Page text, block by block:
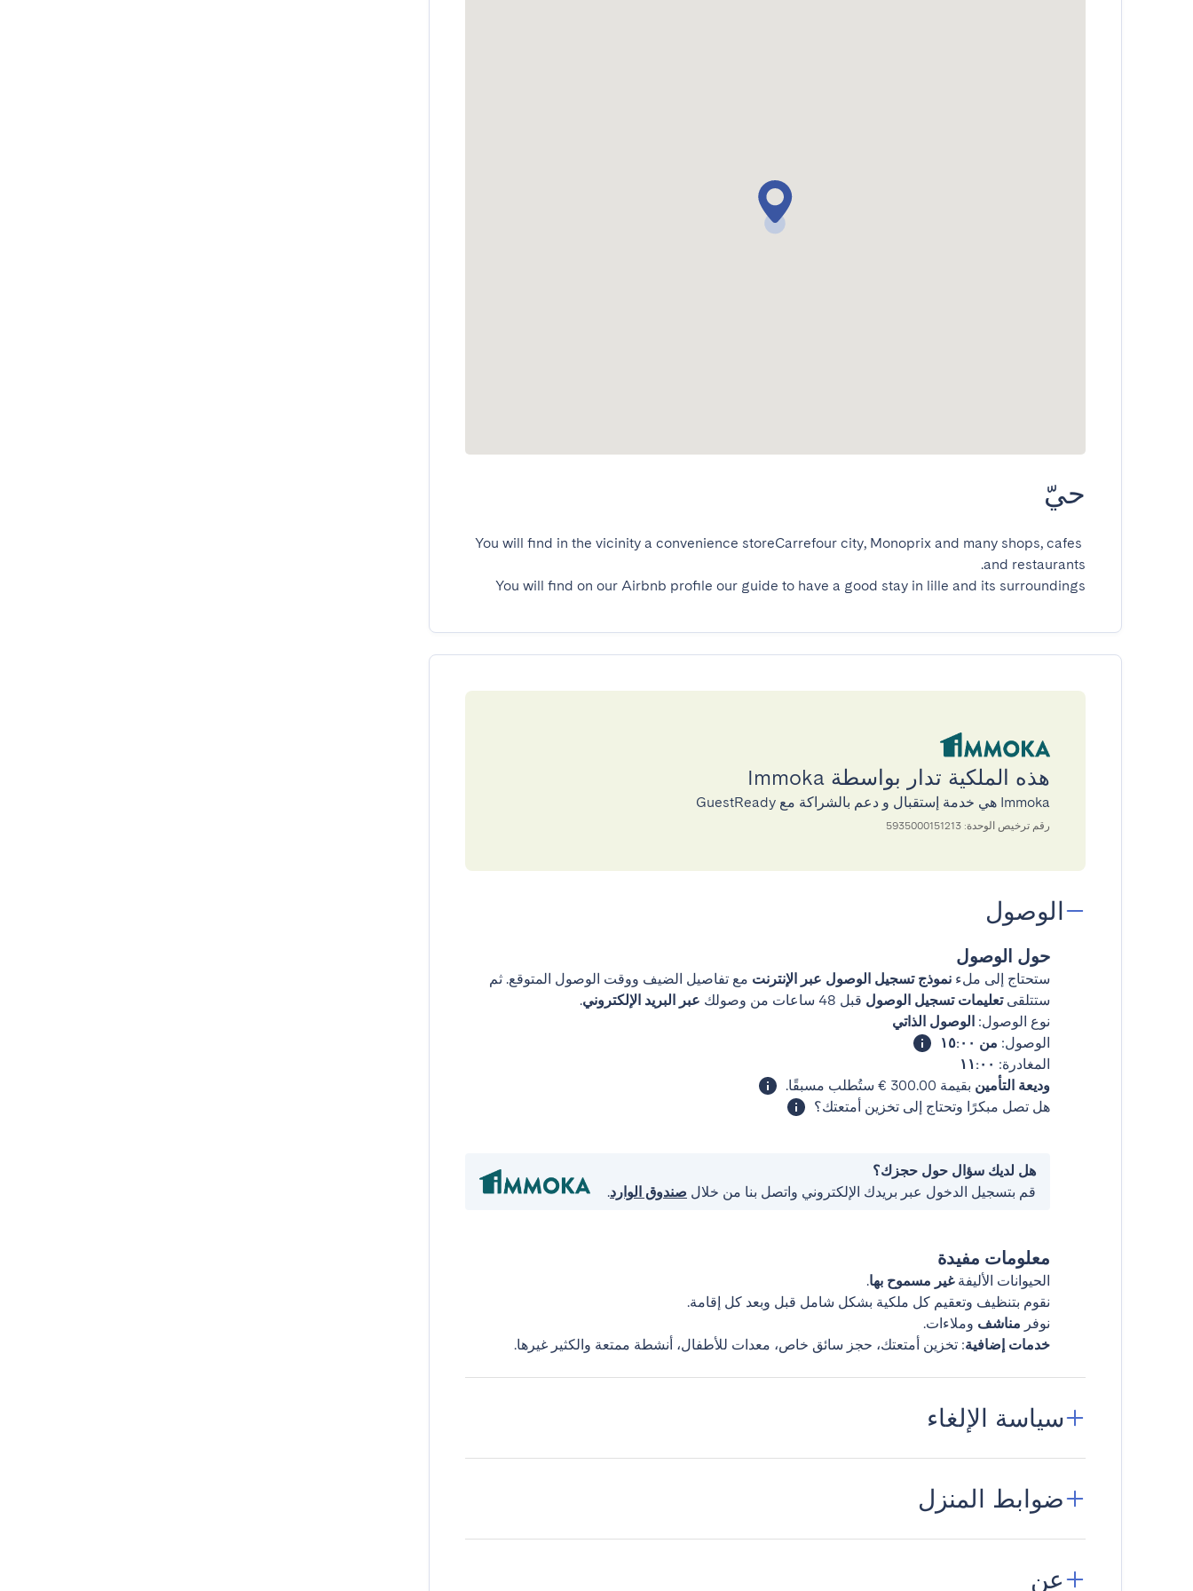
حيّ
You will find in the vicinity a convenience storeCarrefour city, Monoprix and many shops, cafes
You will find on our Airbnb profile our guide to have a good stay in lille and its surroundings
هذه الملكية تدار بواسطة Immoka
Immoka هي خدمة إستقبال و دعم بالشراكة مع GuestReady
رقم ترخيص الوحدة: 5935000151213
الوصول
حول الوصول
ستحتاج إلى ملء نموذج تسجيل الوصول عبر الإنترنت مع تفاصيل الضيف ووقت الوصول المتوقع. ثم
ستتلقىتعليمات تسجيل الوصول قبل 48 ساعات من وصولك عبر البريد الإلكتروني.
نوع الوصول: الوصول الذاتي
الوصول: من ١٥:٠٠
المغادرة: ١١:٠٠
وديعة التأمين بقيمة ‏300.00 € ستُطلب مسبقًا.
هل تصل مبكرًا وتحتاج إلى تخزين أمتعتك؟
هل لديك سؤال حول حجزك؟
قم بتسجيل الدخول عبر بريدك الإلكتروني واتصل بنا من خلال صندوق الوارد.
معلومات مفيدة
الحيوانات الأليفةغير مسموح بها.
نقوم بتنظيف وتعقيم كل ملكية بشكل شامل قبل وبعد كل إقامة.
نوفر مناشف وملاءات.
خدمات إضافية: تخزين أمتعتك، حجز سائق خاص، معدات للأطفال، أنشطة ممتعة والكثير غيرها.
سياسة الإلغاء
ضوابط المنزل
عن